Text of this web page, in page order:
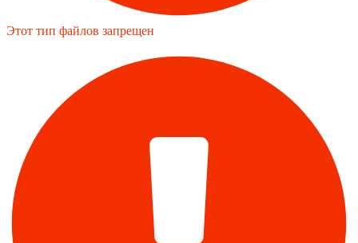
Этот тип файлов запрещен